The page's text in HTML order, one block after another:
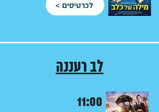
לכרטיסים >
לב רעננה
11:00